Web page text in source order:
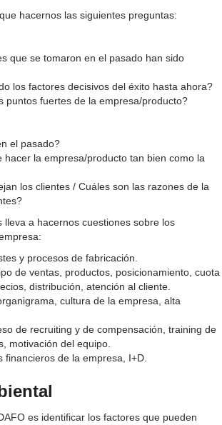
hacernos las siguientes preguntas:
que se tomaron en el pasado han sido
los factores decisivos del éxito hasta ahora?
puntos fuertes de la empresa/producto?
el pasado?
hacer la empresa/producto tan bien como la
los clientes / Cuáles son las razones de la
lleva a hacernos cuestiones sobre los
y procesos de fabricación.
de ventas, productos, posicionamiento, cuota
distribución, atención al cliente.
cultura de la empresa, alta
de recruiting y de compensación, training de
motivación del equipo.
financieros de la empresa, I+D.
es identificar los factores que pueden